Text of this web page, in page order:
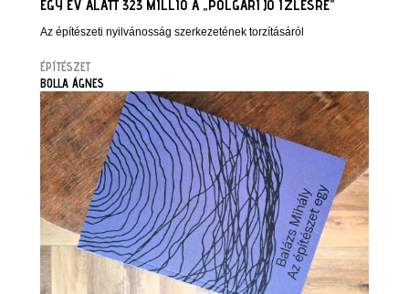
EGY ÉV ALATT 323 MILLIÓ A „POLGÁRI JÓ ÍZLÉSRE”
Az építészeti nyilvánosság szerkezetének torzításáról
ÉPÍTÉSZET
BOLLA ÁGNES